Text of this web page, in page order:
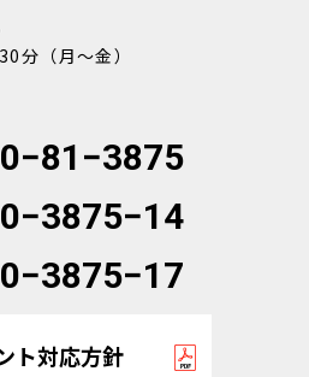
分（月～金）
ト対応方針